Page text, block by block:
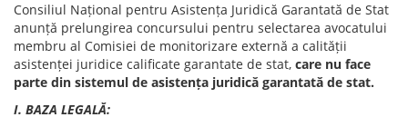
Consiliul Național pentru Asistența Juridică Garantată de Stat
anunță prelungirea concursului pentru selectarea avocatului
membru al Comisiei de monitorizare externă a calității
asistenței juridice calificate garantate de stat, care nu face
parte din sistemul de asistența juridică garantată de stat.
I. BAZA LEGALĂ: